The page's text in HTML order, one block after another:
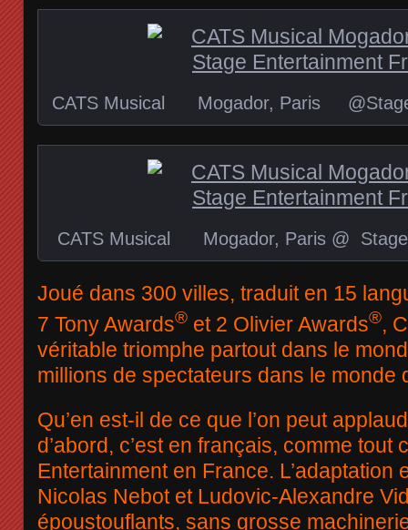
CATS Musical Mogador, Paris @Stage
CATS Musical Mogador, Paris @ Stage
Joué dans 300 villes, traduit en 15
7 Tony Awards® et 2 Olivier Awards®,
véritable triomphe partout dans le
millions de spectateurs dans le monde
Qu’en est-il de ce que l’on peut
d’abord, c’est en français, comme tout
Entertainment en France. L’adaptation
Nicolas Nebot et Ludovic-Alexandre
époustouflants, sans grosse